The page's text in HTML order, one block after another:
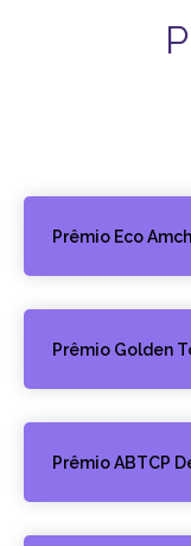
Prêmio Eco
Prêmio Golden
Prêmio ABTCP